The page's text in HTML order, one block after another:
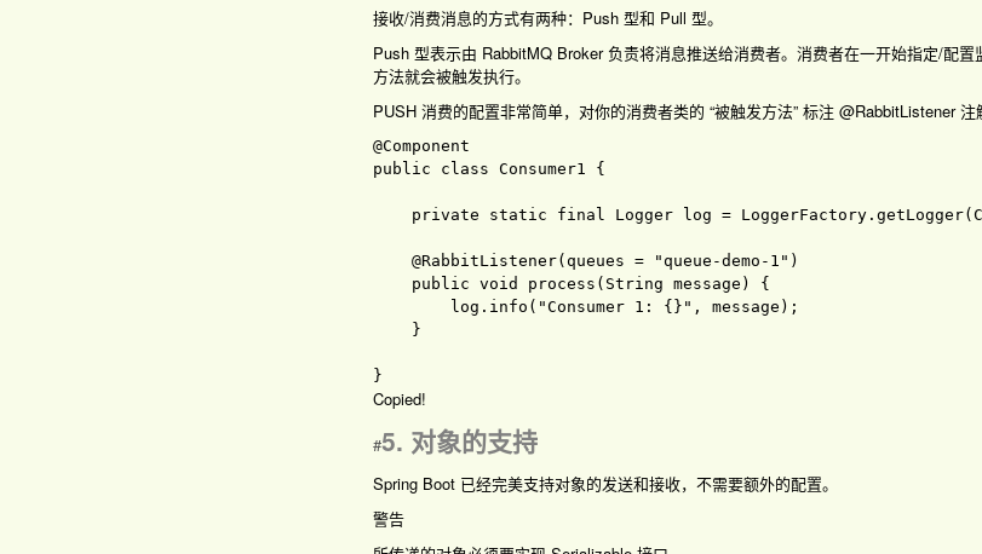
接收/消费消息的方式有两种：Push 型和 Pull 型。
Push 型表示由 RabbitMQ Broker 负责将消息推送给消费者。消费者在一开始指定/配
方法就会被触发执行。
PUSH 消费的配置非常简单，对你的消费者类的 “被触发方法” 标注 @RabbitListener
public class Consumer1 {
private static final Logger log = LoggerFactory. getLogger(
@RabbitListener(queues = "queue-demo-1" )
public void process ( String message ) {
        log
. info ( "Consumer 1: {}" , message ) ;
}
Copied!
#5. 对象的支持
Spring Boot 已经完美支持对象的发送和接收，不需要额外的配置。
警告